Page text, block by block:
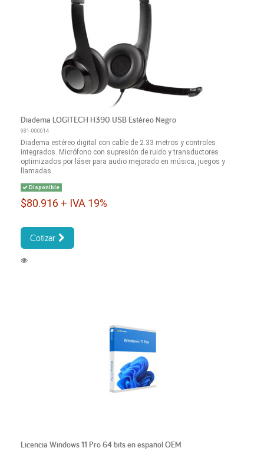
Diadema LOGITECH H390 USB Estéreo Negro
981-000014
Diadema estéreo digital con cable de 2.33 metros y controles
integrados. Micrófono con supresión de ruido y transductores
optimizados por láser para audio mejorado en música, juegos y
llamadas.
Disponible
$80.916 + IVA 19%
Cotizar
Licencia Windows 11 Pro 64 bits en español OEM